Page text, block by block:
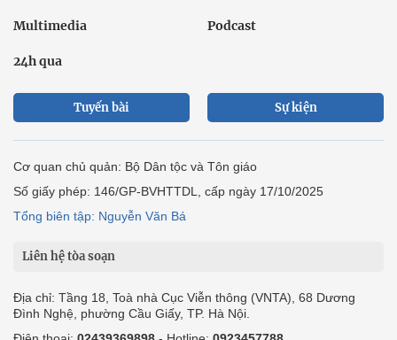
Multimedia Podcast
24h qua
Tuyến bài Sự kiện
Cơ quan chủ quản: Bộ Dân tộc và Tôn giáo
Số giấy phép: 146/GP-BVHTTDL, cấp ngày 17/10/2025
Tổng biên tập: Nguyễn Văn Bá
Liên hệ tòa soạn
Địa chỉ: Tầng 18, Toà nhà Cục Viễn thông (VNTA), 68 Dương
Đình Nghệ, phường Cầu Giấy, TP. Hà Nội.